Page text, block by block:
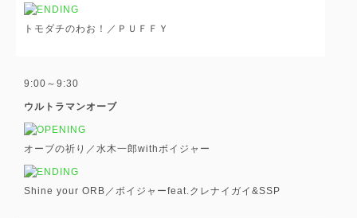
トモダチのわお！／ＰＵＦＦＹ
9:00～9:30
ウルトラマンオーブ
オーブの祈り／水木一郎withボイジャー
Shine your ORB／ボイジャーfeat.クレナイガイ&SSP